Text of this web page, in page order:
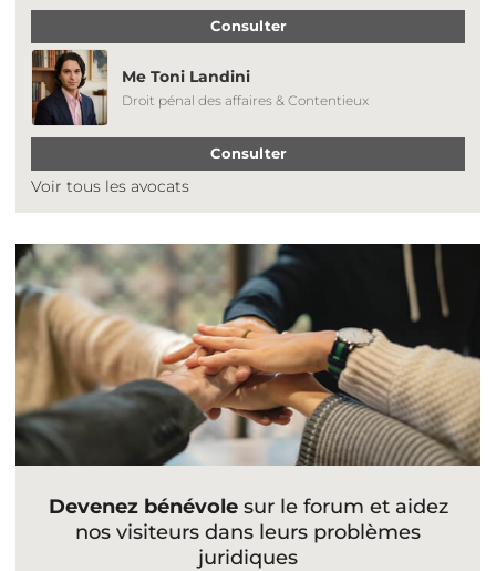
Consulter
Me Toni Landini
Droit pénal des affaires & Contentieux
Consulter
Voir tous les avocats
Devenez bénévolesur le forum et aidez
nos visiteurs dans leurs problèmes
juridiques